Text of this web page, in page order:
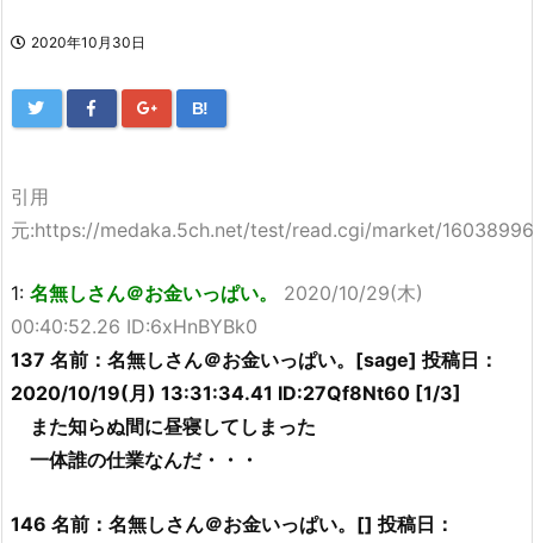
2020年10月30日
B!
引用
元:https://medaka.5ch.net/test/read.cgi/market/
1: 名無しさん＠お金いっぱい。
2020/10/29(木)
00:40:52.26 ID:6xHnBYBk0
137 名前：名無しさん＠お金いっぱい。[sage] 投稿日：
2020/10/19(月) 13:31:34.41 ID:27Qf8Nt60 [1/3]
また知らぬ間に昼寝してしまった
一体誰の仕業なんだ・・・
146 名前：名無しさん＠お金いっぱい。[] 投稿日：